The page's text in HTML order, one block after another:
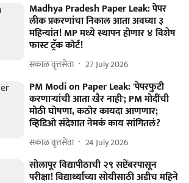
Madhya Pradesh Paper Leak: पेपर
लीक प्रकरणांचा निकाल आता अवघ्या ३
महिन्यांत! MP मध्ये स्थापन होणार ४ विशेष
फास्ट ट्रॅक कोर्ट!
सकाळ वृत्तसेवा 27 July 2026
PM Modi on Paper Leak: 'पेपरफुटी
करणाऱ्यांची आता खैर नाही'; PM मोदींची
मोठी घोषणा, कठोर कायदा आणणार;
व्हिडिओ संदेशात नेमकं काय सांगितलं?
सकाळ वृत्तसेवा 24 July 2026
सोलापूर विद्यापीठाची २९ सप्टेंबरपासून
परीक्षा! विद्यार्थ्यांच्या सोयीसाठी अडीच महिने